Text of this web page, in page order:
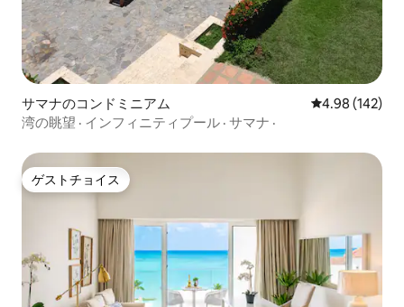
サマナのコンドミニアム レビュー142
4.98 (142)
湾の眺望 · インフィニティプール · サマナ ·
ゲストチョイス
ゲストチョイス